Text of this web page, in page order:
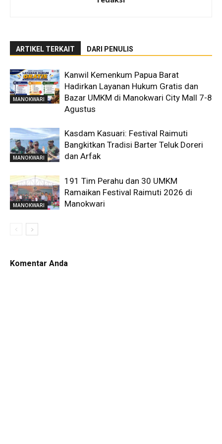
ARTIKEL TERKAIT DARI PENULIS
MANOKWARI
Kanwil Kemenkum Papua Barat
Hadirkan Layanan Hukum Gratis dan
Bazar UMKM di Manokwari City Mall 7-8
Agustus
MANOKWARI
Kasdam Kasuari: Festival Raimuti
Bangkitkan Tradisi Barter Teluk Doreri
dan Arfak
MANOKWARI
191 Tim Perahu dan 30 UMKM
Ramaikan Festival Raimuti 2026 di
Manokwari
Komentar Anda